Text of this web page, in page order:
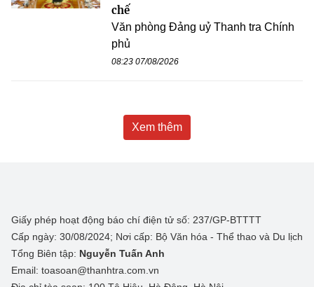
chế
Văn phòng Đảng uỷ Thanh tra Chính
phủ
08:23 07/08/2026
Xem thêm
Giấy phép hoạt động báo chí điện tử số: 237/GP-BTTTT
Cấp ngày: 30/08/2024; Nơi cấp: Bộ Văn hóa - Thể thao và Du lịch
Tổng Biên tập: Nguyễn Tuấn Anh
Email: toasoan@thanhtra.com.vn